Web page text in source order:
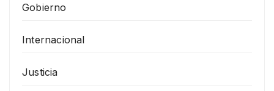
Gobierno
Internacional
Justicia